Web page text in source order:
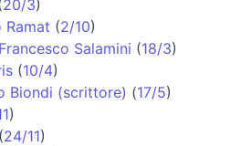
20/3)
Ramat (2/10)
Francesco Salamini (18/3)
(10/4)
Biondi (scrittore) (17/5)
)
(24/11)